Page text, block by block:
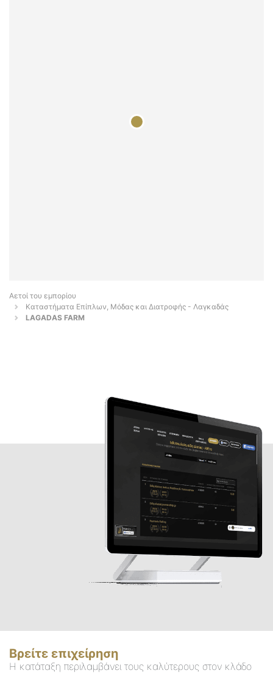
Αετοί του εμπορίου
Καταστήματα Επίπλων, Μόδας και Διατροφής - Λαγκαδάς
LAGADAS FARM
Βρείτε επιχείρηση
Η κατάταξη περιλαμβάνει τους καλύτερους στον κλάδο